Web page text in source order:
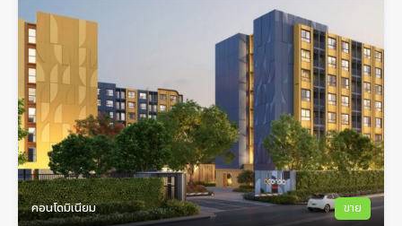
คอนโดมิเนียม ขาย